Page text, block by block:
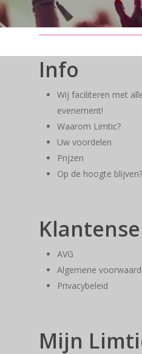
Info
Wij faciliteren met
evenement!
Waarom Limtic?
Uw voordelen
Prijzen
Op de hoogte
AVG
Algemene
Privacybeleid
Mijn